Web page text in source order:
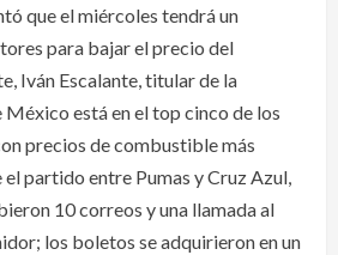
que el miércoles tendrá un
para bajar el precio del
Iván Escalante, titular de la
está en el top cinco de los
precios de combustible más
partido entre Pumas y Cruz Azul,
10 correos y una llamada al
los boletos se adquirieron en un